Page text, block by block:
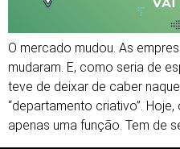
O mercado mudou. As
mudaram. E, como seria de
teve de deixar de caber
“departamento criativo”.
apenas uma função. Tem de